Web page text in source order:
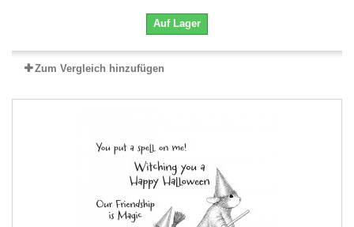
Auf Lager
Zum Vergleich hinzufügen